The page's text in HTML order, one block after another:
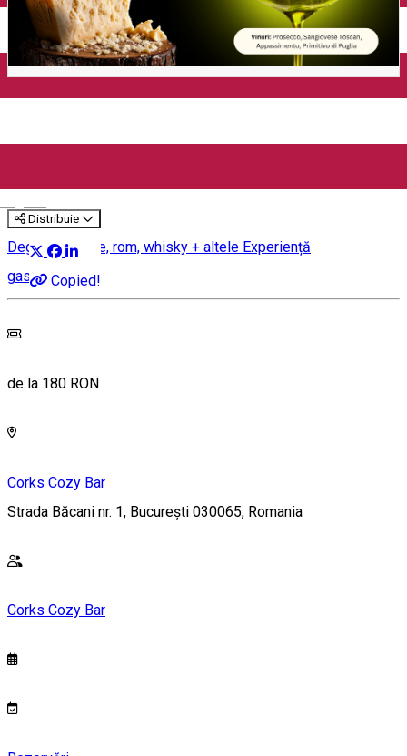
Reggiano & Vinuri Italienești
Distribuie
Copied!
Degustare bere, rom, whisky + altele Experiență
gastronomică
de la 180 RON
Corks Cozy Bar
Strada Băcani nr. 1, București 030065, Romania
Corks Cozy Bar